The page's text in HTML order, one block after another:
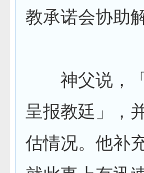
教承诺会协助
神父说，「
呈报教廷」，
估情况。他补